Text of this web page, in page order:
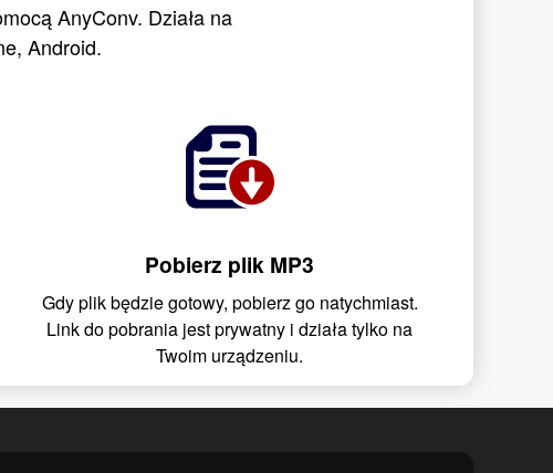
AnyConv. Działa na
Android.
Pobierz plik MP3
Gdy plik będzie gotowy, pobierz go natychmiast.
Link do pobrania jest prywatny i działa tylko na
Twoim urządzeniu.